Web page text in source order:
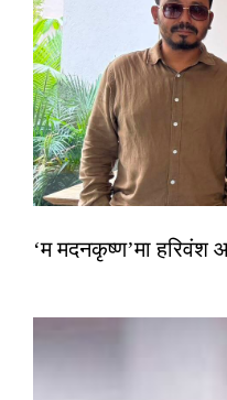
‘म मदनकृष्ण’मा हरिवंश